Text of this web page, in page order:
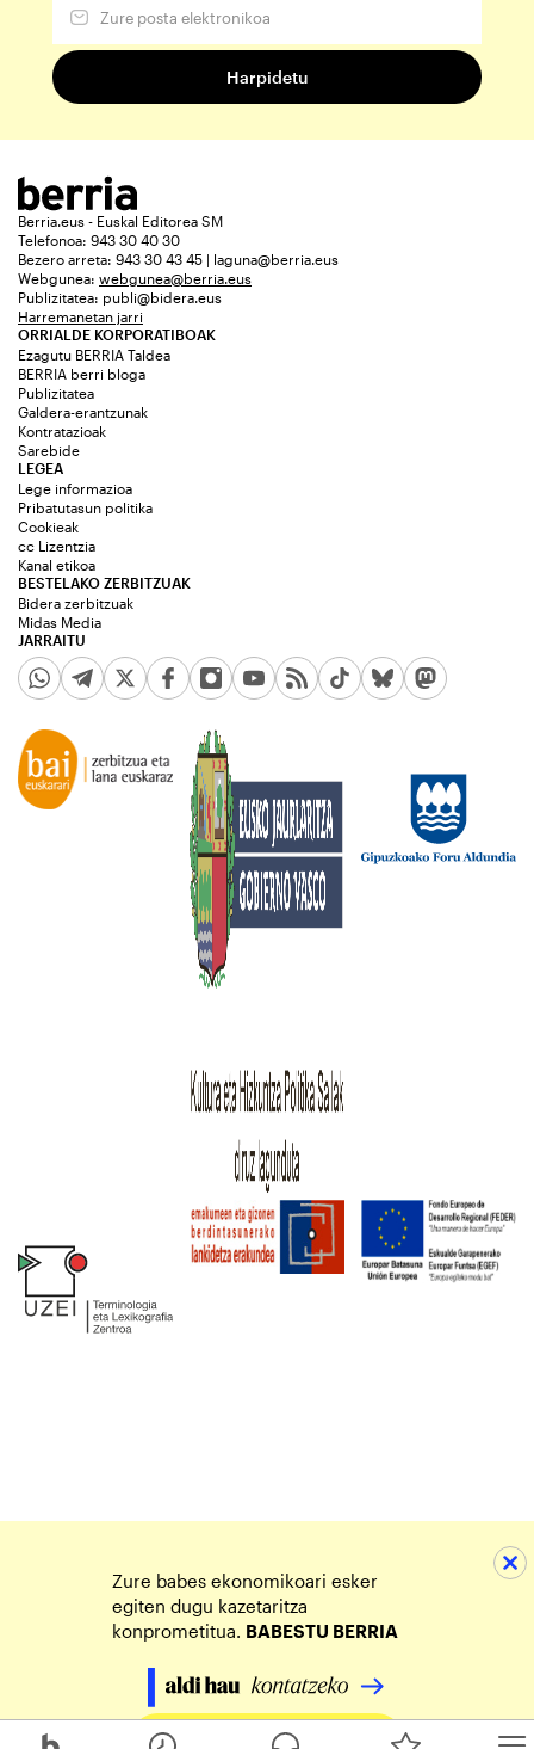
Berria.eus - Euskal Editorea SM
Telefonoa: 943 30 40 30
Bezero arreta: 943 30 43 45 | laguna@berria.eus
Webgunea: webgunea@berria.eus
Publizitatea: publi@bidera.eus
Harremanetan jarri
ORRIALDE KORPORATIBOAK
Ezagutu BERRIA Taldea
BERRIA berri bloga
Publizitatea
Galdera-erantzunak
Kontratazioak
Sarebide
JARRAITU
LEGEA
Lege informazioa
Pribatutasun politika
Cookieak
cc Lizentzia
Kanal etikoa
BESTELAKO ZERBITZUAK
Bidera zerbitzuak
Midas Media
Zure babes ekonomikoari esker
egiten dugu kazetaritza
konprometitua. BABESTU BERRIA
Egin zure ekarpena